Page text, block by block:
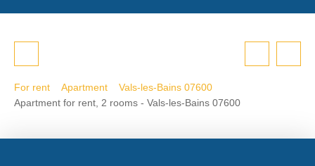
For rent Apartment
Vals-les-Bains 07600
Apartment for rent, 2 rooms - Vals-les-Bains 07600